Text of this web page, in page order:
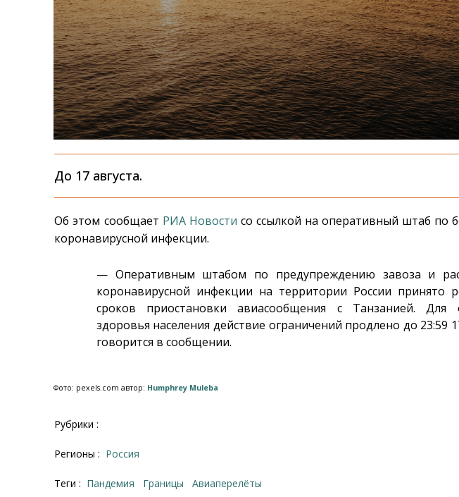
До 17 августа.
Об этом сообщает РИА Новости со ссылкой на оперативный штаб по
коронавирусной инфекции.
— Оперативным штабом по предупреждению завоза и
коронавирусной инфекции на территории России принято
сроков приостановки авиасообщения с Танзанией. Для
здоровья населения действие ограничений продлено до 23:59
говорится в сообщении.
Фото: pexels.com автор: Humphrey Muleba
Рубрики :
Регионы : Россия
Теги : пандемия границы авиаперелёты